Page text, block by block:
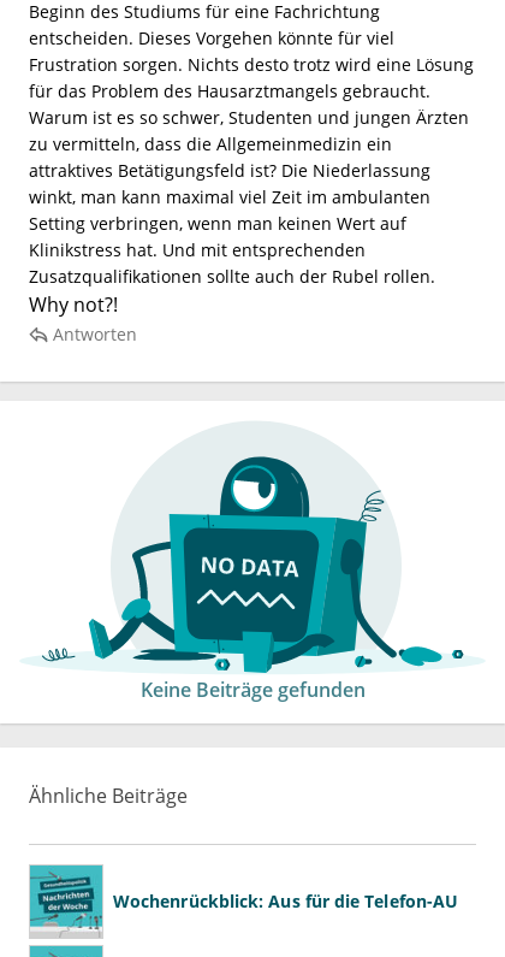
Beginn des Studiums für eine Fachrichtung
entscheiden. Dieses Vorgehen könnte für viel
Frustration sorgen. Nichts desto trotz wird eine Lösung
für das Problem des Hausarztmangels gebraucht.
Warum ist es so schwer, Studenten und jungen Ärzten
zu vermitteln, dass die Allgemeinmedizin ein
attraktives Betätigungsfeld ist? Die Niederlassung
winkt, man kann maximal viel Zeit im ambulanten
Setting verbringen, wenn man keinen Wert auf
Klinikstress hat. Und mit entsprechenden
Zusatzqualifikationen sollte auch der Rubel rollen.
Why not?!
Antworten
Keine Beiträge gefunden
Ähnliche Beiträge
Wochenrückblick: Aus für die Telefon-AU